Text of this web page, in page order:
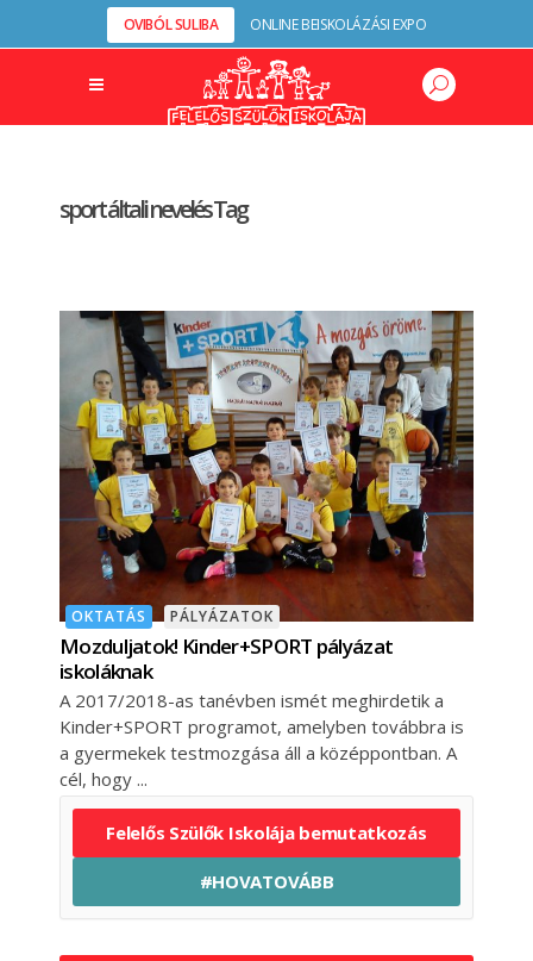
OVIBÓL SULIBA ONLINE BEISKOLÁZÁSI EXPO
sport általi nevelés Tag
OKTATÁS PÁLYÁZATOK
Mozduljatok! Kinder+SPORT pályázat
iskoláknak
A 2017/2018-as tanévben ismét meghirdetik a
Kinder+SPORT programot, amelyben továbbra is
a gyermekek testmozgása áll a középpontban. A
cél, hogy
Felelős Szülők Iskolája bemutatkozás
#HOVATOVÁBB